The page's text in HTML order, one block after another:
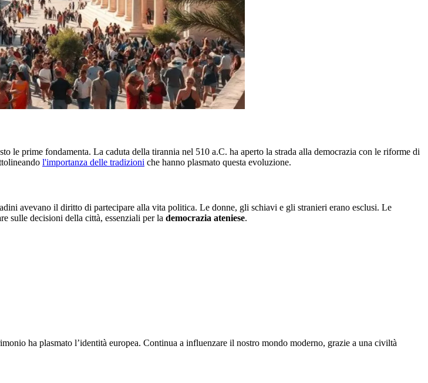
le prime fondamenta. La caduta della tirannia nel 510 a.C. ha aperto la strada alla democrazia con le riforme di
l'importanza delle tradizioni che hanno plasmato questa evoluzione.
avevano il diritto di partecipare alla vita politica. Le donne, gli schiavi e gli stranieri erano esclusi. Le
sulle decisioni della città, essenziali per la democrazia ateniese.
ha plasmato l’identità europea. Continua a influenzare il nostro mondo moderno, grazie a una civiltà